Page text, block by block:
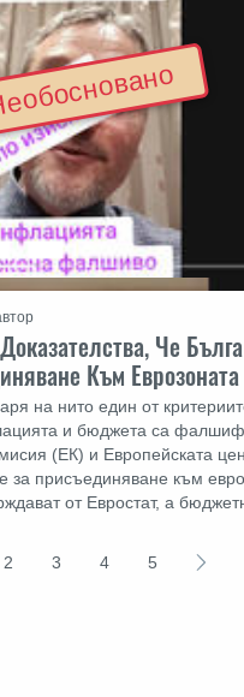
Че
Към Еврозоната
на нито един от
и бюджета са
(ЕК) и Европейската
за присъединяване към
от Евростат, а
2 3 4 5